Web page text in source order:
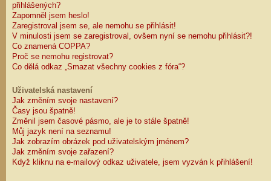
přihlášených?
Zapomněl jsem heslo!
Zaregistroval jsem se, ale nemohu se přihlásit!
V minulosti jsem se zaregistroval, ovšem nyní se nemohu přihlásit?!
Co znamená COPPA?
Proč se nemohu registrovat?
Co dělá odkaz „Smazat všechny cookies z fóra“?
Uživatelská nastavení
Jak změním svoje nastavení?
Časy jsou špatně!
Změnil jsem časové pásmo, ale je to stále špatně!
Můj jazyk není na seznamu!
Jak zobrazím obrázek pod uživatelským jménem?
Jak změním svoje zařazení?
Když kliknu na e-mailový odkaz uživatele, jsem vyzván k přihlášení!